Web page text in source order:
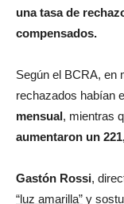
una tasa de
compensados.
Según el BCRA, en
rechazados habían
mensual, mientras
aumentaron un
Gastón Rossi,
“luz amarilla” y